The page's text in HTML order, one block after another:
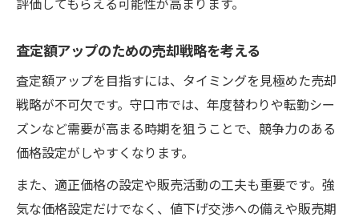
査定額アップのための売却戦略を考える
査定額アップを目指すには、タイミングを見極めた売却
戦略が不可欠です。守口市では、年度替わりや転勤シー
ズンなど需要が高まる時期を狙うことで、競争力のある
価格設定がしやすくなります。
また、適正価格の設定や販売活動の工夫も重要です。強
気な価格設定だけでなく、値下げ交渉への備えや販売期